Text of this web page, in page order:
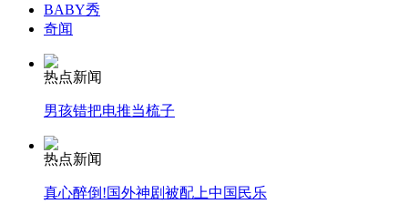
无痛分娩是否安全 医生回应
外交部：有关国家言论片面不公正
BABY秀
奇闻
热点新闻
男孩错把电推当梳子
热点新闻
真心醉倒!国外神剧被配上中国民乐